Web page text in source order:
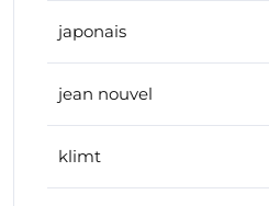
japonais
jean nouvel
klimt